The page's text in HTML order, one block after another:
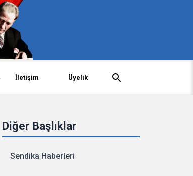
İletişim Üyelik
Diğer Başlıklar
Sendika Haberleri